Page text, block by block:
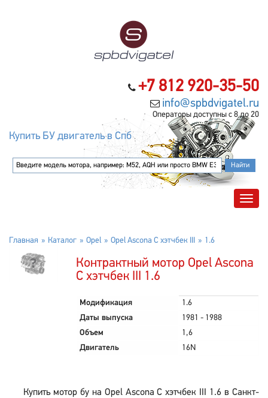
+7 812 920-35-50
info@spbdvigatel.ru
Операторы доступны с 8 до 20
Купить БУ двигатель в Спб
Главная Каталог Opel Opel Ascona C хэтчбек III 1.6
Контрактный мотор Opel Ascona
C хэтчбек III 1.6
Модификация
1.6
Даты выпуска
1981 - 1988
Объем
1,6
Двигатель
16N
Купить мотор бу на Opel Ascona C хэтчбек III 1.6 в Санкт-